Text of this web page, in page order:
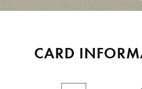
CARD